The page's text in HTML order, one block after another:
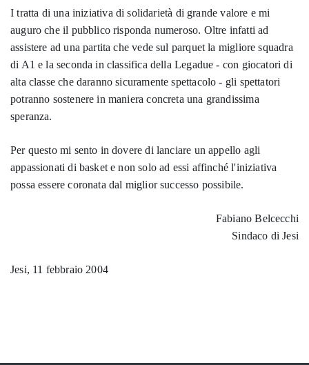
I tratta di una iniziativa di solidarietà di grande valore e mi
auguro che il pubblico risponda numeroso. Oltre infatti ad
assistere ad una partita che vede sul parquet la migliore squadra
di A1 e la seconda in classifica della Legadue - con giocatori di
alta classe che daranno sicuramente spettacolo - gli spettatori
potranno sostenere in maniera concreta una grandissima
speranza.
Per questo mi sento in dovere di lanciare un appello agli
appassionati di basket e non solo ad essi affinché l'iniziativa
possa essere coronata dal miglior successo possibile.
Fabiano Belcecchi
Sindaco di Jesi
Jesi, 11 febbraio 2004